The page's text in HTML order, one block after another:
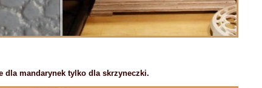
dla mandarynek tylko dla skrzyneczki.